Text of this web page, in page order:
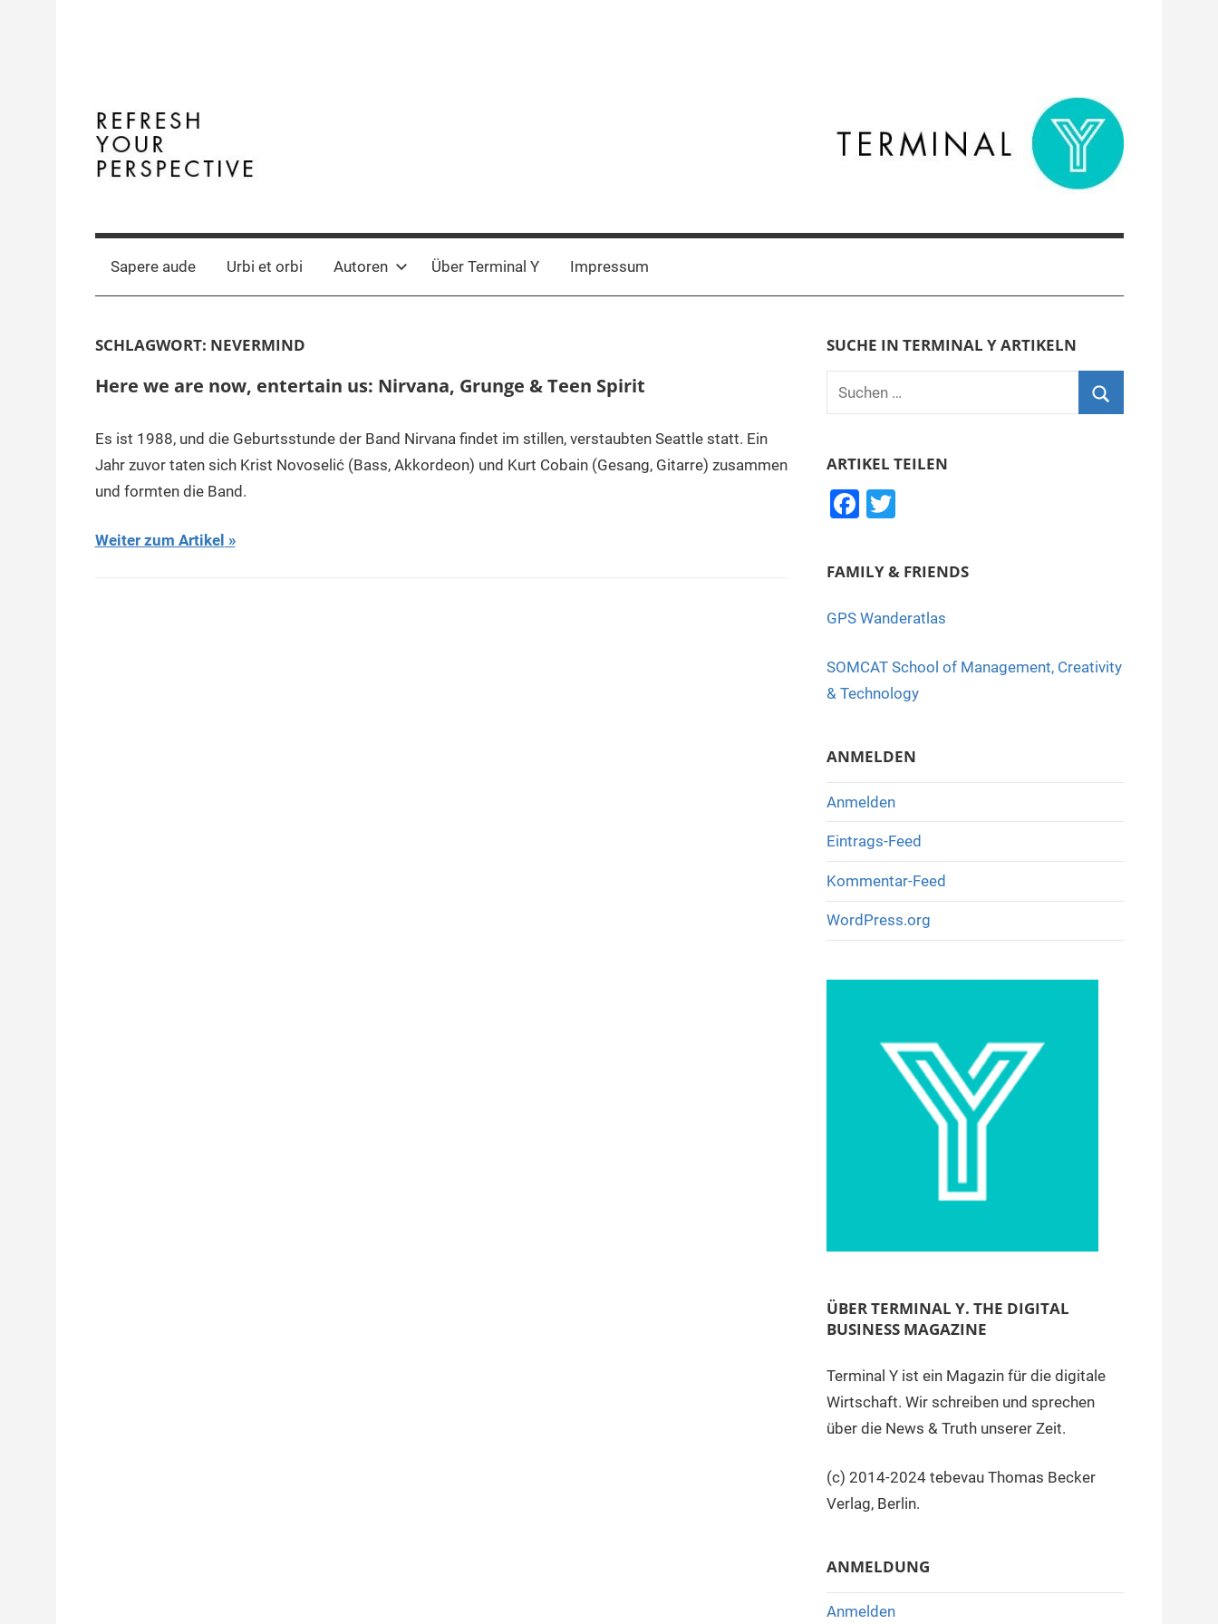
Terminal
Y
Digital
Business
Sapere aude Urbi et orbi Autoren Über Terminal Y Impressum
SCHLAGWORT: NEVERMIND
Here we are now, entertain us: Nirvana, Grunge & Teen Spirit
Es ist 1988, und die Geburtsstunde der Band Nirvana findet im stillen, verstaubten Seattle statt. Ein
Jahr zuvor taten sich Krist Novoselić (Bass, Akkordeon) und Kurt Cobain (Gesang, Gitarre) zusammen
und formten die Band.
Weiter zum Artikel
SUCHE IN TERMINAL Y ARTIKELN
Suchen
nach:
ARTIKEL TEILEN
F
c
b
o
k
T
tt
FAMILY & FRIENDS
GPS Wanderatlas
SOMCAT School of Management, Creativity
& Technology
ANMELDEN
Anmelden
Eintrags-Feed
Kommentar-Feed
WordPress.org
ÜBER TERMINAL Y. THE DIGITAL
BUSINESS MAGAZINE
Terminal Y ist ein Magazin für die digitale
Wirtschaft. Wir schreiben und sprechen
über die News & Truth unserer Zeit.
(c) 2014-2024 tebevau Thomas Becker
Verlag, Berlin.
ANMELDUNG
Anmelden